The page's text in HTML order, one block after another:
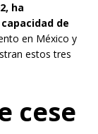
ha
de
en México y
estos tres
cese